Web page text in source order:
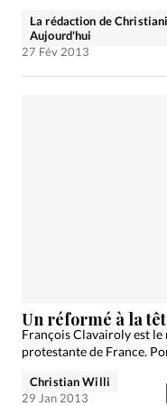
La rédaction de
Aujourd'hui
27 Fév 2013
Un réformé à la
François Clavairoly est
protestante de France.
Christian Willi
29 Jan 2013